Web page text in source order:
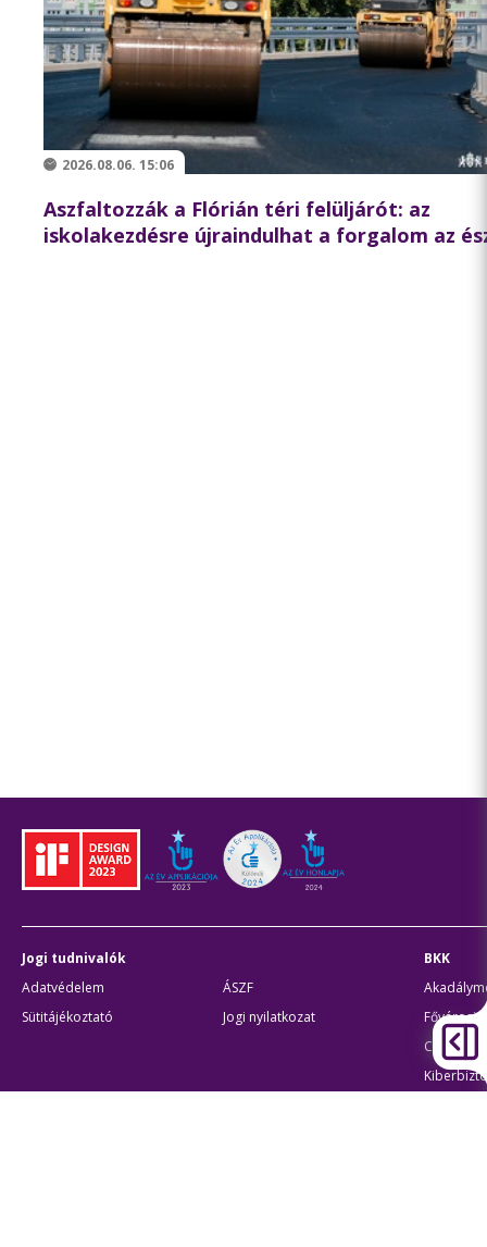
2026.08.06. 15:06
Aszfaltozzák a Flórián téri felüljárót: az
iskolakezdésre újraindulhat a forgalom az
Jogi tudnivalók
Adatvédelem
ÁSZF
Sütitájékoztató
Jogi nyilatkozat
BKK
Fővárosi
Civil